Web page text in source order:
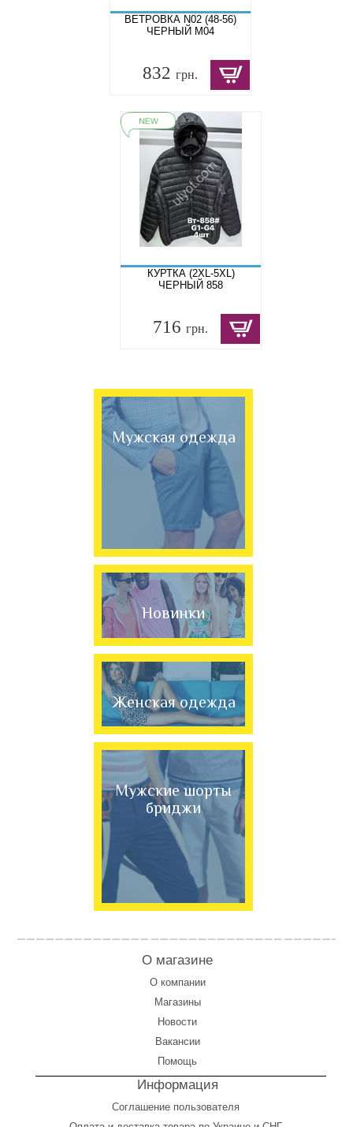
ВЕТРОВКА N02 (48-56)
ЧЕРНЫЙ M04
832 грн.
КУРТКА (2XL-5XL)
ЧЕРНЫЙ 858
716 грн.
Мужская одежда
Новинки
Женская одежда
Мужские шорты
бриджи
О магазине
О компании
Магазины
Новости
Вакансии
Помощь
Информация
Соглашение пользователя